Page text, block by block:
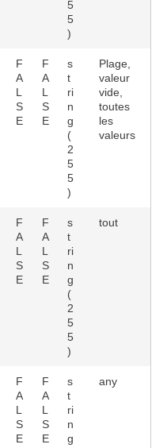
5
5
)
F
A
L
S
E
F
A
L
S
E
s
t
ri
n
g
(
2
5
5
)
Plage,
valeur
vide,
toutes
les
valeurs
F
A
L
S
E
F
A
L
S
E
s
t
ri
n
g
(
2
5
5
)
tout
F
A
L
S
E
F
A
L
S
E
s
t
ri
n
g
any